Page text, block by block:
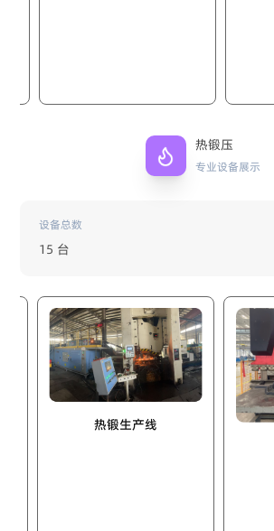
热锻压
专业设备展示
设备总数
15 台
热锻生产线